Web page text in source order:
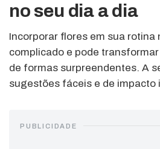
no seu dia a dia
Incorporar flores em sua rotina
complicado e pode
de formas surpreendentes. A
sugestões fáceis e de impacto
PUBLICIDADE